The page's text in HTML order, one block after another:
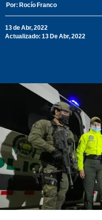
Por: Rocío Franco
13 de Abr, 2022
Actualizado: 13 De Abr, 2022